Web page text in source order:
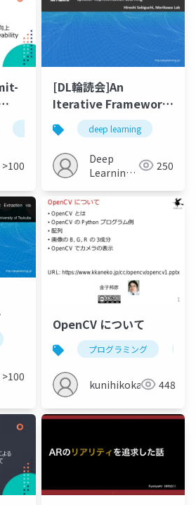
elastic stack elastic
>100
[DL輪読会]An
Iterative Framework
for Self-supervised
Deep Speaker
Representation
Learning
deep learning
Deep
Learning
250
>100
OpenCV について
プログラミング
kunihikokaneko448